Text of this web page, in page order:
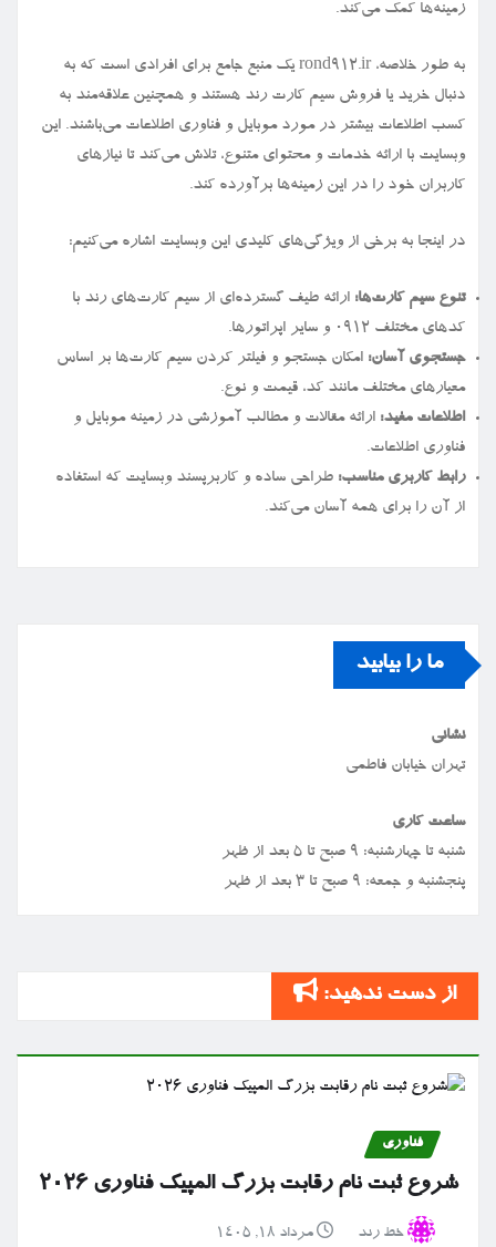
زمینه‌ها کمک می‌کند.
به طور خلاصه، rond912.ir یک منبع جامع برای افرادی است که به
دنبال خرید یا فروش سیم کارت رند هستند و همچنین علاقه‌مند به
کسب اطلاعات بیشتر در مورد موبایل و فناوری اطلاعات می‌باشند. این
وبسایت با ارائه خدمات و محتوای متنوع، تلاش می‌کند تا نیازهای
کاربران خود را در این زمینه‌ها برآورده کند.
در اینجا به برخی از ویژگی‌های کلیدی این وبسایت اشاره می‌کنیم:
تنوع سیم کارت‌ها: ارائه طیف گسترده‌ای از سیم کارت‌های رند با
کدهای مختلف ۰۹۱۲ و سایر اپراتورها.
جستجوی آسان: امکان جستجو و فیلتر کردن سیم کارت‌ها بر اساس
معیارهای مختلف مانند کد، قیمت و نوع.
اطلاعات مفید: ارائه مقالات و مطالب آموزشی در زمینه موبایل و
فناوری اطلاعات.
رابط کاربری مناسب: طراحی ساده و کاربرپسند وبسایت که استفاده
از آن را برای همه آسان می‌کند.
ما را بیابید
نشانی
تهران خیابان فاطمی
ساعت کاری
شنبه تا چهارشنبه: ۹ صبح تا ۵ بعد از ظهر
پنجشنبه و جمعه: ۹ صبح تا ۳ بعد از ظهر
از دست ندهید:
فناوری
شروع ثبت نام رقابت بزرگ المپیک فناوری ۲۰۲۶
خط رند مرداد ۱۸, ۱۴۰۵